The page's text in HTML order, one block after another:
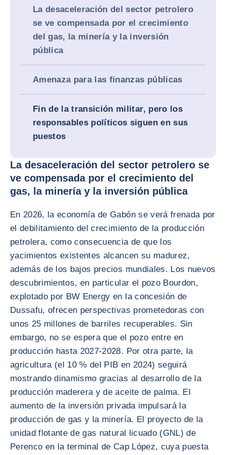
La desaceleración del sector petrolero
se ve compensada por el crecimiento
del gas, la minería y la inversión
pública
Amenaza para las finanzas públicas
Fin de la transición militar, pero los
responsables políticos siguen en sus
puestos
La desaceleración del sector petrolero se
ve compensada por el crecimiento del
gas, la minería y la inversión pública
En 2026, la economía de Gabón se verá frenada por
el debilitamiento del crecimiento de la producción
petrolera, como consecuencia de que los
yacimientos existentes alcancen su madurez,
además de los bajos precios mundiales. Los nuevos
descubrimientos, en particular el pozo Bourdon,
explotado por BW Energy en la concesión de
Dussafu, ofrecen perspectivas prometedoras con
unos 25 millones de barriles recuperables. Sin
embargo, no se espera que el pozo entre en
producción hasta 2027-2028. Por otra parte, la
agricultura (el 10 % del PIB en 2024) seguirá
mostrando dinamismo gracias al desarrollo de la
producción maderera y de aceite de palma. El
aumento de la inversión privada impulsará la
producción de gas y la minería. El proyecto de la
unidad flotante de gas natural licuado (GNL) de
Perenco en la terminal de Cap López, cuya puesta